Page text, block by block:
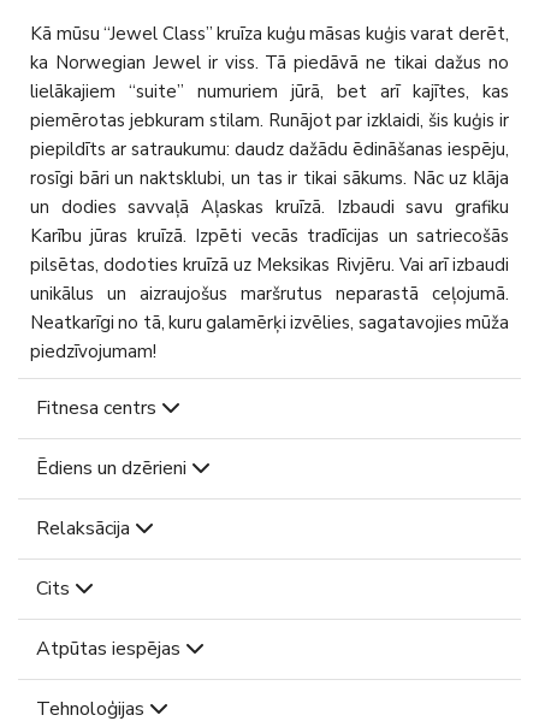
Kā mūsu “Jewel Class” kruīza kuģu māsas kuģis varat derēt,
ka Norwegian Jewel ir viss. Tā piedāvā ne tikai dažus no
lielākajiem “suite” numuriem jūrā, bet arī kajītes, kas
piemērotas jebkuram stilam. Runājot par izklaidi, šis kuģis ir
piepildīts ar satraukumu: daudz dažādu ēdināšanas iespēju,
rosīgi bāri un naktsklubi, un tas ir tikai sākums. Nāc uz klāja
un dodies savvaļā Aļaskas kruīzā. Izbaudi savu grafiku
Karību jūras kruīzā. Izpēti vecās tradīcijas un satriecošās
pilsētas, dodoties kruīzā uz Meksikas Rivjēru. Vai arī izbaudi
unikālus un aizraujošus maršrutus neparastā ceļojumā.
Neatkarīgi no tā, kuru galamērķi izvēlies, sagatavojies mūža
piedzīvojumam!
Fitnesa centrs
Ēdiens un dzērieni
Relaksācija
Cits
Atpūtas iespējas
Tehnoloģijas